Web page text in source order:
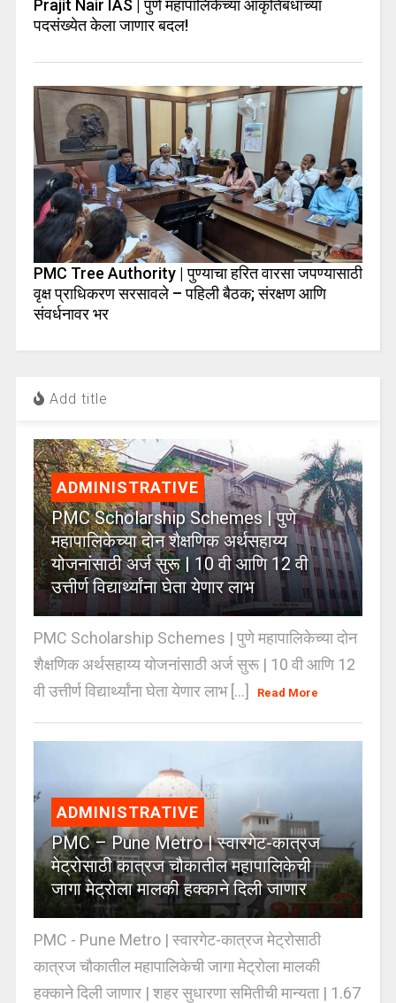
Prajit Nair IAS | पुणे महापालिकेच्या आकृतिबंधाच्या
पदसंख्येत केला जाणार बदल!
PMC Tree Authority | पुण्याचा हरित वारसा जपण्यासाठी
वृक्ष प्राधिकरण सरसावले – पहिली बैठक; संरक्षण आणि
संवर्धनावर भर
Add title
ADMINISTRATIVE
PMC Scholarship Schemes | पुणे
महापालिकेच्या दोन शैक्षणिक अर्थसहाय्य
योजनांसाठी अर्ज सुरू | 10 वी आणि 12 वी
उत्तीर्ण विद्यार्थ्यांना घेता येणार लाभ
PMC Scholarship Schemes | पुणे महापालिकेच्या दोन
शैक्षणिक अर्थसहाय्य योजनांसाठी अर्ज सुरू | 10 वी आणि 12
वी उत्तीर्ण विद्यार्थ्यांना घेता येणार लाभ [...]
Read More
ADMINISTRATIVE
PMC – Pune Metro | स्वारगेट-कात्रज
मेट्रोसाठी कात्रज चौकातील महापालिकेची
जागा मेट्रोला मालकी हक्काने दिली जाणार
PMC - Pune Metro | स्वारगेट-कात्रज मेट्रोसाठी
कात्रज चौकातील महापालिकेची जागा मेट्रोला मालकी
हक्काने दिली जाणार | शहर सुधारणा समितीची मान्यता | 1.67